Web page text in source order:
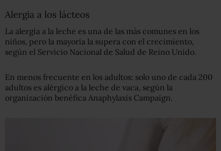
Alergia a los lácteos
La alergia a la leche es una de las más comunes en los
niños, pero la mayoría la supera con el crecimiento,
según el Servicio Nacional de Salud de Reino Unido.
En menos frecuente en los adultos: solo uno de cada 200
adultos es alérgico a la leche de vaca, según la
organización benéfica Anaphylaxis Campaign.